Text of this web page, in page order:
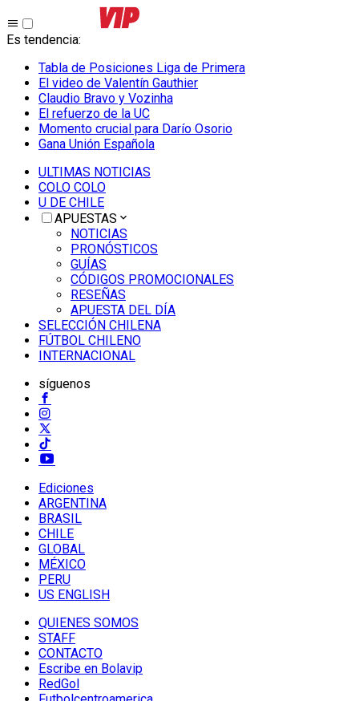
Es tendencia:
Tabla de Posiciones Liga de Primera
El video de Valentín Gauthier
Claudio Bravo y Vozinha
El refuerzo de la UC
Momento crucial para Darío Osorio
Gana Unión Española
ULTIMAS NOTICIAS
COLO COLO
U DE CHILE
APUESTAS
NOTICIAS
PRONÓSTICOS
GUÍAS
CÓDIGOS PROMOCIONALES
RESEÑAS
APUESTA DEL DÍA
SELECCIÓN CHILENA
FÚTBOL CHILENO
INTERNACIONAL
síguenos
Ediciones
ARGENTINA
BRASIL
CHILE
GLOBAL
MÉXICO
PERU
US ENGLISH
QUIENES SOMOS
STAFF
CONTACTO
Escribe en Bolavip
RedGol